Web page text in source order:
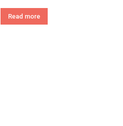
Read more